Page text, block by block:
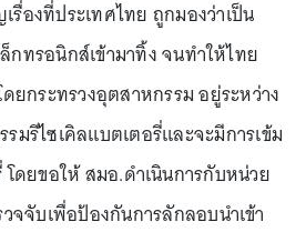
รื่องที่ประเทศไทย ถูกมองว่าเป็น
กทรอนิกส์เข้ามาทิ้ง จนทำให้ไทย
ยกระทรวงอุตสาหกรรม อยู่ระหว่าง
มรีไซเคิลแบตเตอรี่และจะมีการเข้ม
โดยขอให้ สมอ.ดำเนินการกับหน่วย
จจับเพื่อป้องกันการลักลอบนำเข้า